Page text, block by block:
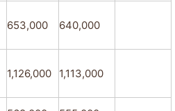
653,000 640,000
1,126,000 1,113,000